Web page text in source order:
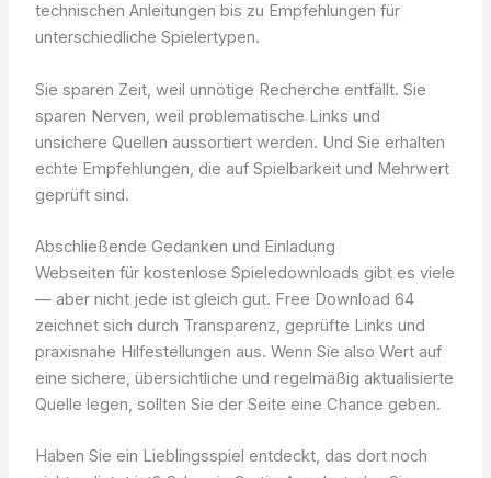
technischen Anleitungen bis zu Empfehlungen für
unterschiedliche Spielertypen.
Sie sparen Zeit, weil unnötige Recherche entfällt. Sie
sparen Nerven, weil problematische Links und
unsichere Quellen aussortiert werden. Und Sie erhalten
echte Empfehlungen, die auf Spielbarkeit und Mehrwert
geprüft sind.
Abschließende Gedanken und Einladung
Webseiten für kostenlose Spieledownloads gibt es viele
— aber nicht jede ist gleich gut. Free Download 64
zeichnet sich durch Transparenz, geprüfte Links und
praxisnahe Hilfestellungen aus. Wenn Sie also Wert auf
eine sichere, übersichtliche und regelmäßig aktualisierte
Quelle legen, sollten Sie der Seite eine Chance geben.
Haben Sie ein Lieblingsspiel entdeckt, das dort noch